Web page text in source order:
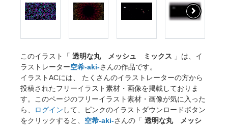
このイラスト「 透明な丸 メッシュ ミックス 」は、イ
ラストレーター空希-aki-さんの作品です。
イラストACには、 たくさんのイラストレーターの方から
投稿されたフリーイラスト素材・画像を掲載しておりま
す。このページのフリーイラスト素材・画像が気に入った
ら、
ログイン して、ピンクのイラストダウンロードボタン
をクリックすると、 空希-aki-さんの「 透明な丸 メッシ